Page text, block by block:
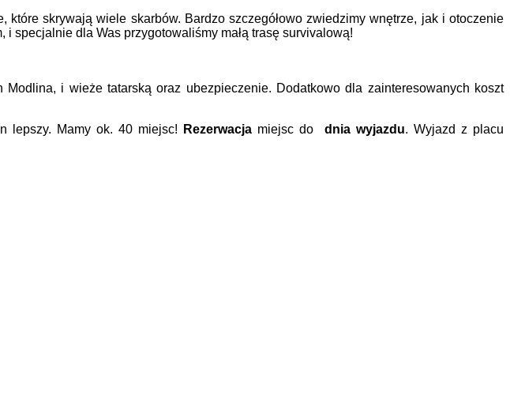
skrywają wiele skarbów. Bardzo szczegółowo zwiedzimy wnętrze, jak i otoczenie
specjalnie dla Was przygotowaliśmy małą trasę survivalową!
i wieże tatarską oraz ubezpieczenie. Dodatkowo dla zainteresowanych koszt
lepszy. Mamy ok. 40 miejsc!
Rezerwacja miejsc do dnia wyjazdu. Wyjazd z placu